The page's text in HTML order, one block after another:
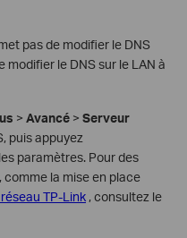
pas de modifier le DNS
modifier le DNS sur le LAN à
> Avancé > Serveur
puis appuyez
paramètres. Pour des
la mise en place
TP-Link , consultez le